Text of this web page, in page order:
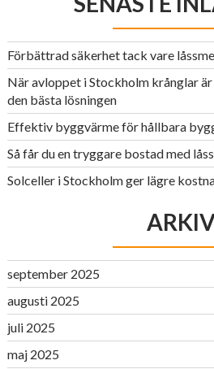
Förbättrad säkerhet tack vare
När avloppet i Stockholm krånglar
den bästa lösningen
Effektiv byggvärme för hållbara
Så får du en tryggare bostad med
Solceller i Stockholm ger lägre
september 2025
augusti 2025
juli 2025
maj 2025